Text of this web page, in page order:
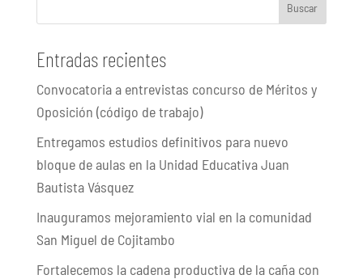
Buscar
Entradas recientes
Convocatoria a entrevistas concurso de Méritos y
Oposición (código de trabajo)
Entregamos estudios definitivos para nuevo
bloque de aulas en la Unidad Educativa Juan
Bautista Vásquez
Inauguramos mejoramiento vial en la comunidad
San Miguel de Cojitambo
Fortalecemos la cadena productiva de la caña con